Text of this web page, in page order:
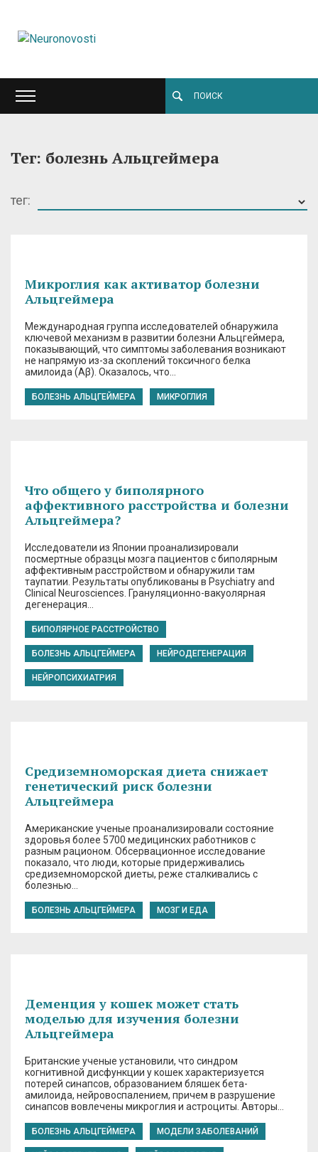
Тег: болезнь Альцгеймера
тег:
Микроглия как активатор болезни
Альцгеймера
Международная группа исследователей обнаружила
ключевой механизм в развитии болезни Альцгеймера,
показывающий, что симптомы заболевания возникают
не напрямую из-за скоплений токсичного белка
амилоида (Aβ). Оказалось, что…
БОЛЕЗНЬ АЛЬЦГЕЙМЕРА МИКРОГЛИЯ
Что общего у биполярного
аффективного расстройства и болезни
Альцгеймера?
Исследователи из Японии проанализировали
посмертные образцы мозга пациентов с биполярным
аффективным расстройством и обнаружили там
таупатии. Результаты опубликованы в Psychiatry and
Clinical Neurosciences. Грануляционно-вакуолярная
дегенерация…
БИПОЛЯРНОЕ РАССТРОЙСТВО
БОЛЕЗНЬ АЛЬЦГЕЙМЕРА НЕЙРОДЕГЕНЕРАЦИЯ
НЕЙРОПСИХИАТРИЯ
Средиземноморская диета снижает
генетический риск болезни
Альцгеймера
Американские ученые проанализировали состояние
здоровья более 5700 медицинских работников с
разным рационом. Обсервационное исследование
показало, что люди, которые придерживались
средиземноморской диеты, реже сталкивались с
болезнью…
БОЛЕЗНЬ АЛЬЦГЕЙМЕРА МОЗГ И ЕДА
Деменция у кошек может стать
моделью для изучения болезни
Альцгеймера
Британские ученые установили, что синдром
когнитивной дисфункции у кошек характеризуется
потерей синапсов, образованием бляшек бета-
амилоида, нейровоспалением, причем в разрушение
синапсов вовлечены микроглия и астроциты. Авторы…
БОЛЕЗНЬ АЛЬЦГЕЙМЕРА МОДЕЛИ ЗАБОЛЕВАНИЙ